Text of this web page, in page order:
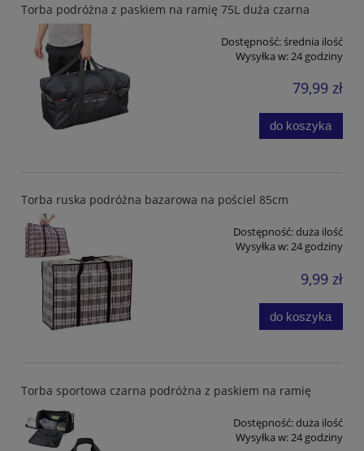
Torba podróżna z paskiem na ramię 75L duża czarna
Dostępność:średnia ilość
Wysyłka w:24 godziny
79,99 zł
do koszyka
Torba ruska podróżna bazarowa na pościel 85cm
Dostępność:duża ilość
Wysyłka w:24 godziny
9,99 zł
do koszyka
Torba sportowa czarna podróżna z paskiem na ramię
Dostępność:duża ilość
Wysyłka w:24 godziny